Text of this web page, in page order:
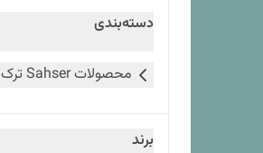
دسته‌بندی
محصولات Sahser ترک
برند